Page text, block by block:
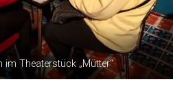
im Theaterstück „Mütter“